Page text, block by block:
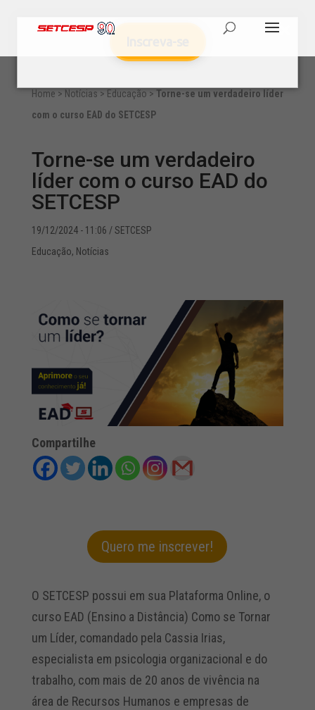
Home > Notícias > Educação > Torne-se um verdadeiro líder
com o curso EAD do SETCESP
Torne-se um verdadeiro
líder com o curso EAD do
SETCESP
19/12/2024 - 11:06 / SETCESP
Educação, Notícias
Compartilhe
Quero me inscrever!
O SETCESP possui em sua Plataforma Online, o
curso EAD (Ensino a Distância) Como se Tornar
um Líder, comandado pela Cassia Irias,
especialista em psicologia organizacional e do
trabalho, com mais de 20 anos de vivência na
área de Recursos Humanos e empresas de